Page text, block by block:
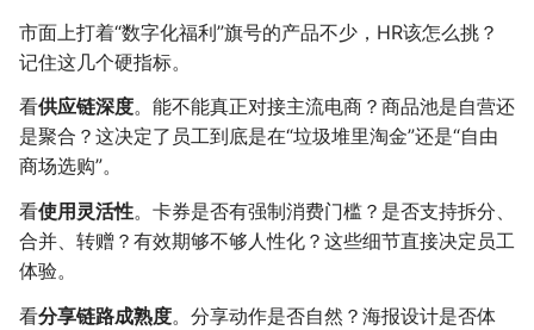
市面上打着“数字化福利”旗号的产品不少，HR该怎么挑？
记住这几个硬指标。
看供应链深度。能不能真正对接主流电商？商品池是自营还
是聚合？这决定了员工到底是在“垃圾堆里淘金”还是“自由
商场选购”。
看使用灵活性。卡券是否有强制消费门槛？是否支持拆分、
合并、转赠？有效期够不够人性化？这些细节直接决定员工
体验。
看分享链路成熟度。分享动作是否自然？海报设计是否体